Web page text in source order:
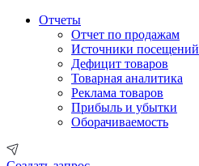
Отчеты
Отчет по продажам
Источники посещений
Дефицит товаров
Товарная аналитика
Реклама товаров
Прибыль и убытки
Оборачиваемость